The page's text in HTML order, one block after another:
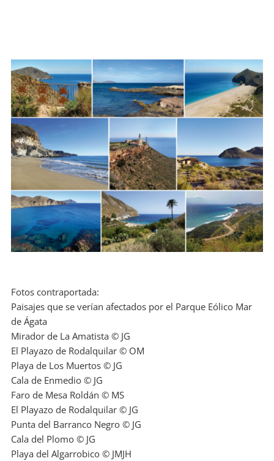
Fotos contraportada:
Paisajes que se verían afectados por el Parque Eólico Mar
de Ágata
Mirador de La Amatista © JG
El Playazo de Rodalquilar © OM
Playa de Los Muertos © JG
Cala de Enmedio © JG
Faro de Mesa Roldán © MS
El Playazo de Rodalquilar © JG
Punta del Barranco Negro © JG
Cala del Plomo © JG
Playa del Algarrobico © JMJH